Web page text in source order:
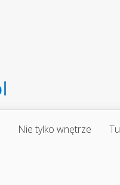
Nie tylko wnętrze